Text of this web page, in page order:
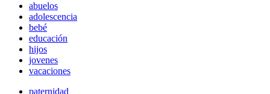
abuelos
adolescencia
bebé
educación
hijos
jovenes
vacaciones
paternidad